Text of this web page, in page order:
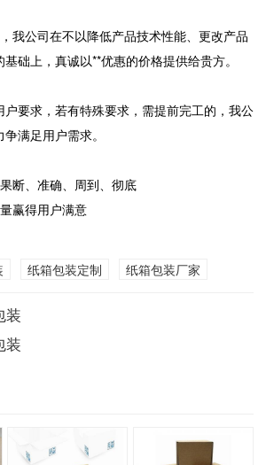
我公司在不以降低产品技术性能、更改产品
础上，真诚以**优惠的价格提供给贵方。
户要求，若有特殊要求，需提前完工的，我公
满足用户需求。
断、准确、周到、彻底
赢得用户满意
纸箱包装定制 纸箱包装厂家
装
装